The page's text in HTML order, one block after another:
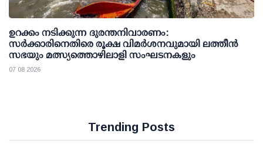
ഉറക്കം നടിക്കുന്ന ദുരന്തനിവാരണം:
സര്‍ക്കാരിനെതിരെ രൂക്ഷ വിമര്‍ശനവുമായി ലത്തീന്‍
സഭയും മത്സ്യത്തൊഴിലാളി സംഘടനകളും
07 08 2026
Trending Posts